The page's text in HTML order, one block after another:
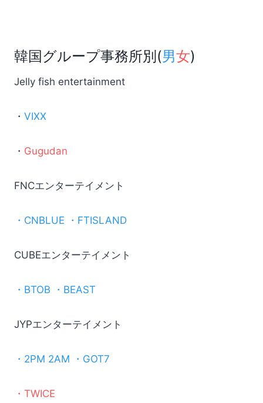
韓国グループ事務所別(男女)
Jelly fish entertainment
・ VIXX
・ Gugudan
FNCエンターテイメント
・CNBLUE ・FTISLAND
CUBEエンターテイメント
・BTOB ・BEAST
JYPエンターテイメント
・2PM 2AM ・GOT7
・TWICE